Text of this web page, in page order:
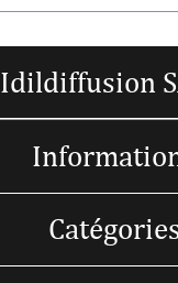
Idildiffusion